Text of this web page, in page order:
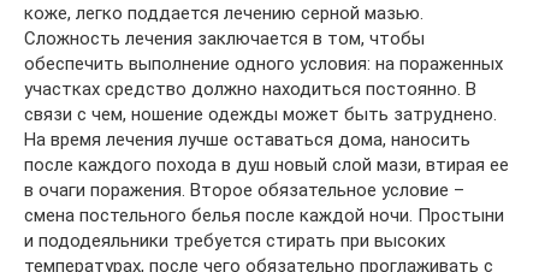
коже, легко поддается лечению серной мазью.
Сложность лечения заключается в том, чтобы
обеспечить выполнение одного условия: на пораженных
участках средство должно находиться постоянно. В
связи с чем, ношение одежды может быть затруднено.
На время лечения лучше оставаться дома, наносить
после каждого похода в душ новый слой мази, втирая ее
в очаги поражения. Второе обязательное условие –
смена постельного белья после каждой ночи. Простыни
и пододеяльники требуется стирать при высоких
температурах, после чего обязательно проглаживать с